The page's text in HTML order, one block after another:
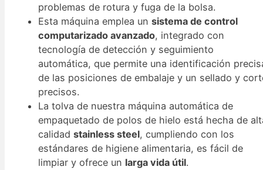
problemas de rotura y fuga de la bolsa.
Esta máquina emplea unsistema de control
computarizado avanzado, integrado con
tecnología de detección y seguimiento
automática, que permite una identificación
de las posiciones de embalaje y un sellado y
precisos.
La tolva de nuestra máquina automática de
empaquetado de polos de hielo está hecha de
calidadstainless steel, cumpliendo con los
estándares de higiene alimentaria, es fácil de
limpiar y ofrece un larga vida útil.